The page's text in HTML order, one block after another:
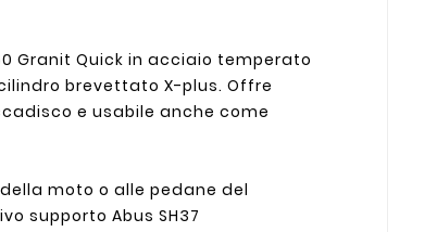
Granit Quick in acciaio temperato
brevettato X-plus. Offre
e usabile anche come
moto o alle pedane del
supporto Abus SH37